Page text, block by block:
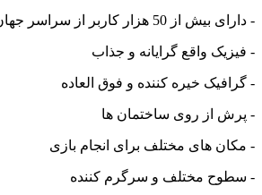
- دارای بیش از 50 هزار کاربر از سراسر جهان
- فیزیک واقع گرایانه و جذاب
- گرافیک خیره کننده و فوق العاده
- پرش از روی ساختمان ها
- مکان های مختلف برای انجام بازی
- سطوح مختلف و سرگرم کننده